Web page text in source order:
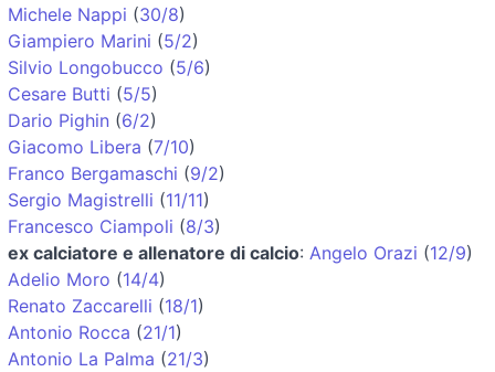
Michele Nappi (30/8)
Giampiero Marini (5/2)
Silvio Longobucco (5/6)
Cesare Butti (5/5)
Dario Pighin (6/2)
Giacomo Libera (7/10)
Franco Bergamaschi (9/2)
Sergio Magistrelli (11/11)
Francesco Ciampoli (8/3)
ex calciatore e allenatore di calcio: Angelo Orazi (12/9)
Adelio Moro (14/4)
Renato Zaccarelli (18/1)
Antonio Rocca (21/1)
Antonio La Palma (21/3)